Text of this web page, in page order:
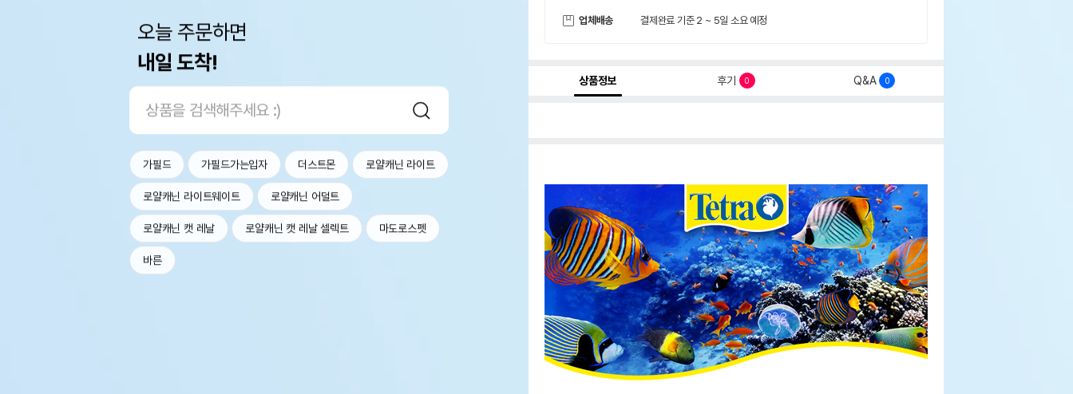
오늘 주문하면
내일 도착!
가필드 가필드가는입자 더스트몬 로얄캐닌 라이트
로얄캐닌 라이트웨이트 로얄캐닌 어덜트
로얄캐닌 캣 레날 로얄캐닌 캣 레날 셀렉트 마도로스펫
바른
업체배송 결제완료 기준 2 ~ 5일 소요 예정
상품정보 후기 0 Q&A 0